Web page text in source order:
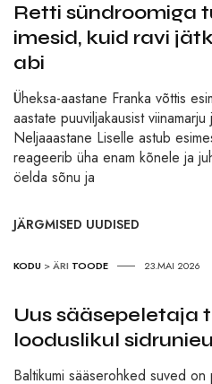
Retti sündroomiga
imesid, kuid ravi
abi
Üheksa-aastane Franka võttis
aastate puuviljakausist
Neljaaastane Liselle astub
reageerib üha enam kõnele ja
öelda sõnu ja
JÄRGMISED UUDISED
KODU >ÄRI TOODE 23.MAI 2026
Uus sääsepeletaja
looduslikul
Baltikumi sääserohked suved